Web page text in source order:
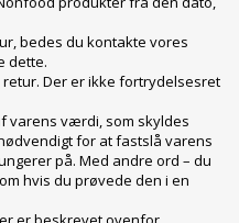
bedes du kontakte vores
dette.
Der er ikke fortrydelsesret
varens værdi, som skyldes
for at fastslå varens
på. Med andre ord – du
hvis du prøvede den i en